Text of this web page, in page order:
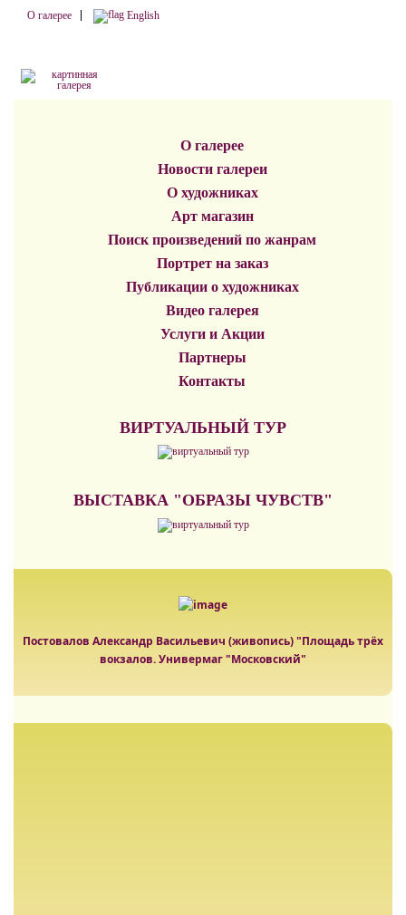
О галерее English
О галерее
Новости галереи
О художниках
Арт магазин
Поиск произведений по жанрам
Портрет на заказ
Публикации о художниках
Видео галерея
Услуги и Акции
Партнеры
Контакты
ВИРТУАЛЬНЫЙ ТУР
ВЫСТАВКА "ОБРАЗЫ ЧУВСТВ"
Постовалов Александр Васильевич (живопись) "Площадь трёх
вокзалов. Универмаг "Московский"